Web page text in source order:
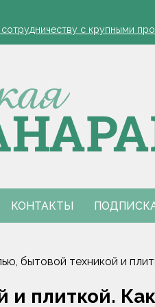
защита яблонь
с крупными
я борюсь за деревню
обозначил слабые места в
на селе: "Просрочка и
защита яблонь
с крупными
я борюсь за деревню
обозначил слабые места в
на селе: "Просрочка и
КОНТАКТЫ
бытовой техникой и
плиткой.